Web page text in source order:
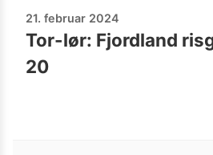
21. februar 2024
Tor-lør: Fjordland
20